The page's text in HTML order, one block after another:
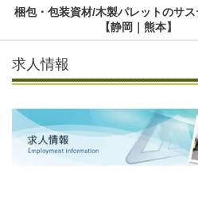
梱包・包装資材/木製パレットのサ
【静岡｜熊本】
求人情報